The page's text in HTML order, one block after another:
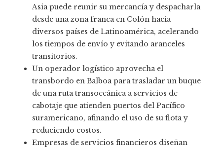
Asia puede reunir su mercancía y despacharla
desde una zona franca en Colón hacia
diversos países de Latinoamérica, acelerando
los tiempos de envío y evitando aranceles
transitorios.
Un operador logístico aprovecha el
transbordo en Balboa para trasladar un buque
de una ruta transoceánica a servicios de
cabotaje que atienden puertos del Pacífico
suramericano, afinando el uso de su flota y
reduciendo costos.
Empresas de servicios financieros diseñan